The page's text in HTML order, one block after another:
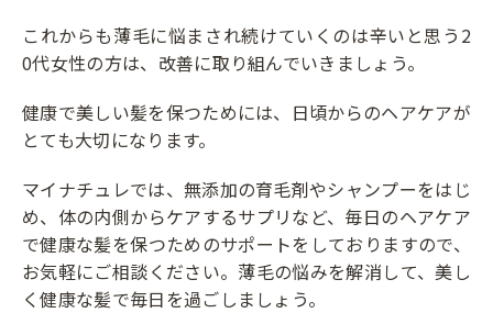
これからも薄毛に悩まされ続けていくのは辛いと思う2
0代女性の方は、改善に取り組んでいきましょう。
健康で美しい髪を保つためには、日頃からのヘアケアが
とても大切になります。
マイナチュレでは、無添加の育毛剤やシャンプーをはじ
め、体の内側からケアするサプリなど、毎日のヘアケア
で健康な髪を保つためのサポートをしておりますので、
お気軽にご相談ください。薄毛の悩みを解消して、美し
く健康な髪で毎日を過ごしましょう。